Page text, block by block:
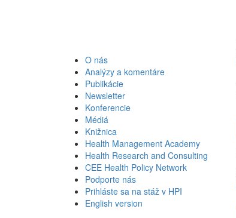
O nás
Analýzy a komentáre
Publikácie
Newsletter
Konferencie
Médiá
Knižnica
Health Management Academy
Health Research and Consulting
CEE Health Policy Network
Podporte nás
Prihláste sa na stáž v HPI
English version